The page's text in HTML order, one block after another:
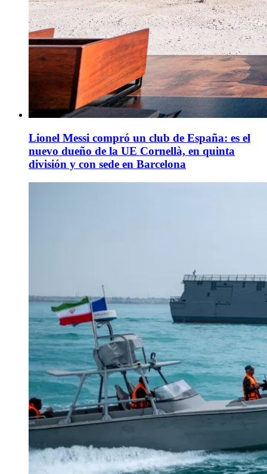
Lionel Messi compró un club de España: es el
nuevo dueño de la UE Cornellà, en quinta
división y con sede en Barcelona